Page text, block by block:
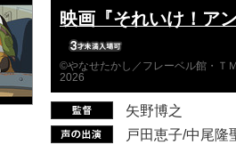
映画『それいけ！ア
©やなせたかし／フレーベル館・Ｔ
2026
矢野博之
戸田恵子/中尾隆